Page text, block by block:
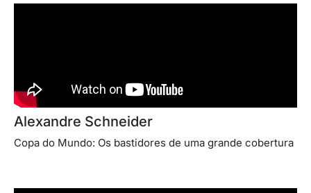
Alexandre Schneider
Copa do Mundo: Os bastidores de uma grande cobertura